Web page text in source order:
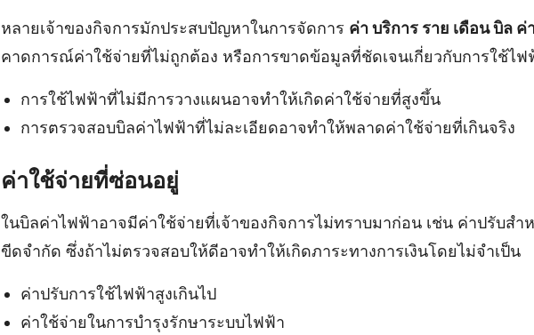
หลายเจ้าของกิจการมักประสบปัญหาในการจัดการ ค่า บริการ ราย เดือน บิล ค่
คาดการณ์ค่าใช้จ่ายที่ไม่ถูกต้อง หรือการขาดข้อมูลที่ชัดเจนเกี่ยวกับการใช้ไ
การใช้ไฟฟ้าที่ไม่มีการวางแผนอาจทำให้เกิดค่าใช้จ่ายที่สูงขึ้น
การตรวจสอบบิลค่าไฟฟ้าที่ไม่ละเอียดอาจทำให้พลาดค่าใช้จ่ายที่เกินจริง
ค่าใช้จ่ายที่ซ่อนอยู่
ในบิลค่าไฟฟ้าอาจมีค่าใช้จ่ายที่เจ้าของกิจการไม่ทราบมาก่อน เช่น ค่าปรับสำ
ขีดจำกัด ซึ่งถ้าไม่ตรวจสอบให้ดีอาจทำให้เกิดภาระทางการเงินโดยไม่จำเป็น
ค่าปรับการใช้ไฟฟ้าสูงเกินไป
ค่าใช้จ่ายในการบำรุงรักษาระบบไฟฟ้า